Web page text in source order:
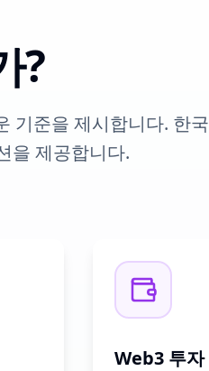
?
기준을 제시합니다. 한
을 제공합니다.
Web3 투자